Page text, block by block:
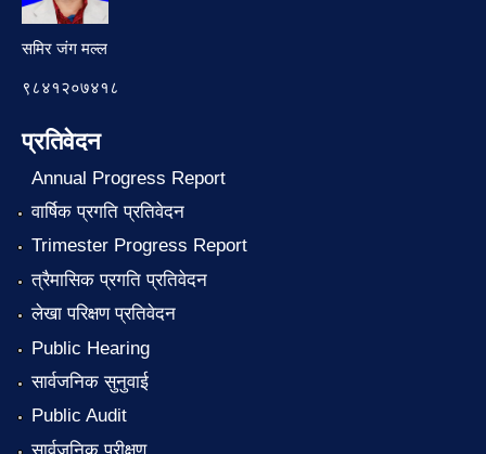
समिर जंग मल्ल
९८४१२०७४१८
प्रतिवेदन
Annual Progress Report
वार्षिक प्रगति प्रतिवेदन
Trimester Progress Report
त्रैमासिक प्रगति प्रतिवेदन
लेखा परिक्षण प्रतिवेदन
Public Hearing
सार्वजनिक सुनुवाई
Public Audit